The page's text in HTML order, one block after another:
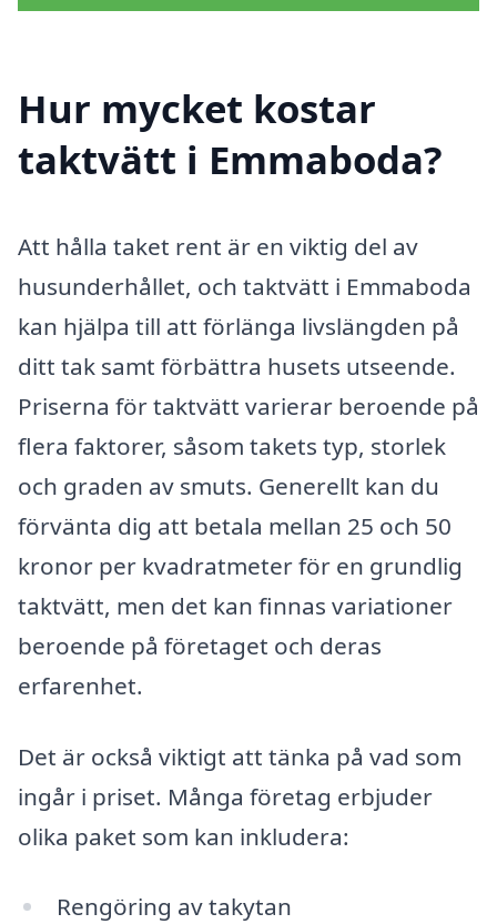
Hur mycket kostar
taktvätt i Emmaboda?
Att hålla taket rent är en viktig del av
husunderhållet, och taktvätt i Emmaboda
kan hjälpa till att förlänga livslängden på
ditt tak samt förbättra husets utseende.
Priserna för taktvätt varierar beroende på
flera faktorer, såsom takets typ, storlek
och graden av smuts. Generellt kan du
förvänta dig att betala mellan 25 och 50
kronor per kvadratmeter för en grundlig
taktvätt, men det kan finnas variationer
beroende på företaget och deras
erfarenhet.
Det är också viktigt att tänka på vad som
ingår i priset. Många företag erbjuder
olika paket som kan inkludera:
Rengöring av takytan